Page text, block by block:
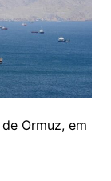
Ormuz, em